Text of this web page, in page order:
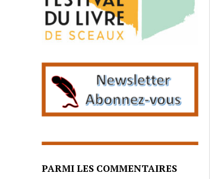
PARMI LES COMMENTAIRES